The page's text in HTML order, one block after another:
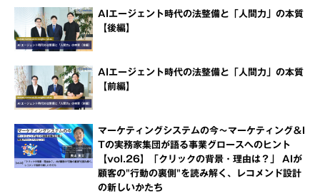
AIエージェント時代の法整備と「人間力」の本質
【後編】
AIエージェント時代の法整備と「人間力」の本質
【前編】
マーケティングシステムの今～マーケティング＆I
Tの実務家集団が語る事業グロースへのヒント
【vol.26】「クリックの背景・理由は？」 AIが
顧客の"行動の裏側"を読み解く、レコメンド設計
の新しいかたち